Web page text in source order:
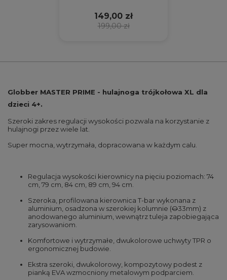
199,00 zł
149,00 zł
Globber MASTER PRIME - hulajnoga trójkołowa XL dla
dzieci 4+.
Szeroki zakres regulacji wysokości pozwala na korzystanie z
hulajnogi przez wiele lat.
Super mocna, wytrzymała, dopracowana w każdym calu.
Regulacja wysokości kierownicy na pięciu poziomach: 74
cm, 79 cm, 84 cm, 89 cm, 94 cm.
Szeroka, profilowana kierownica T-bar wykonana z
aluminium, osadzona w szerokiej kolumnie (O33mm) z
anodowanego aluminium, wewnątrz tuleja zapobiegająca
zarysowaniom.
Komfortowe i wytrzymałe, dwukolorowe uchwyty TPR o
ergonomicznej budowie.
Ekstra szeroki, dwukolorowy, kompozytowy podest z
pianką EVA wzmocniony metalowym podparciem.